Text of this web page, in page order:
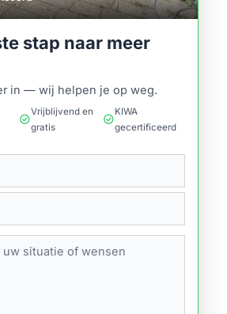
stap naar meer
in — wij helpen je op weg.
check_circle
Vrijblijvend en
gratis
check_circle
KIWA
gecertificeerd